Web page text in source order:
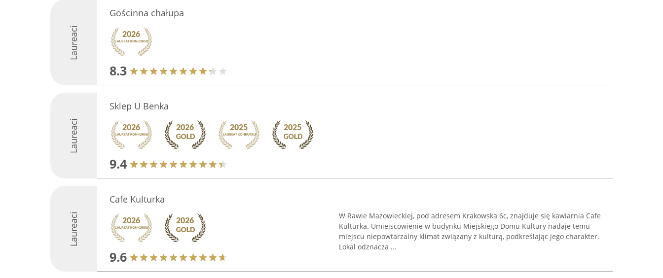
Laureaci
Gościnna chałupa
8.3
Laureaci
Sklep U Benka
9.4
Laureaci
Cafe Kulturka
9.6
W Rawie Mazowieckiej, pod adresem Krakowska 6c, znajduje się kawiarnia Cafe
Kulturka. Umiejscowienie w budynku Miejskiego Domu Kultury nadaje temu
miejscu niepowtarzalny klimat związany z kulturą, podkreślając jego charakter.
Lokal odznacza ...